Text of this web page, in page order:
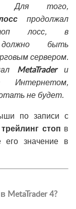
Для того,
продолжал
лосс, в
быть
сервером.
MetaTraderи
Интернетом,
не будет.
по записи с
трейлинг стоп в
его значение в
MetaTrader 4?